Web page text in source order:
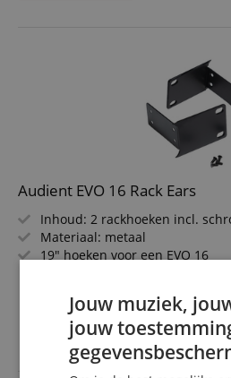
Audient EVO 16 Rack Ears
Inhoud: 2 rackhoeken incl.
Materiaal: metaal
19" hoeken voor een EVO 16
Jouw muziek,
jouw